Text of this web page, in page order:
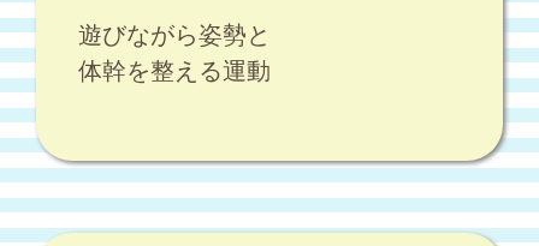
遊びながら姿勢と
体幹を整える運動